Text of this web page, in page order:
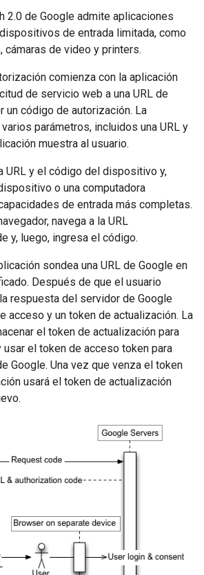
2.0 de Google admite aplicaciones
de entrada limitada, como
cámaras de video y printers.
comienza con la aplicación
de servicio web a una URL de
un código de autorización. La
parámetros, incluidos una URL y
muestra al usuario.
URL y el código del dispositivo y,
o una computadora
de entrada más completas.
navega a la URL
y, luego, ingresa el código.
sondea una URL de Google en
Después de que el usuario
respuesta del servidor de Google
acceso y un token de actualización. La
el token de actualización para
el token de acceso token para
Google. Una vez que venza el token
usará el token de actualización